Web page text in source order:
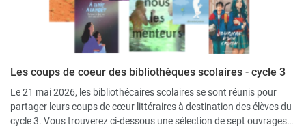
Les coups de coeur des bibliothèques scolaires - cycle 3
Le 21 mai 2026, les bibliothécaires scolaires se sont réunis pour
partager leurs coups de cœur littéraires à destination des élèves du
cycle 3. Vous trouverez ci-dessous une sélection de sept ouvrages